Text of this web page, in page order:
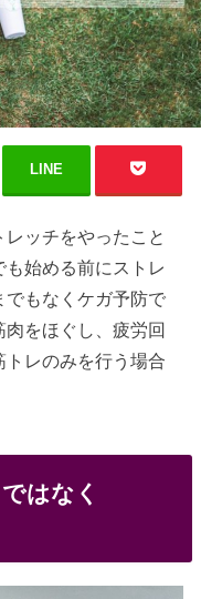
LINE
ッチをやったこと
始める前にストレ
でもなくケガ予防で
をほぐし、疲労回
レのみを行う場合
はなく